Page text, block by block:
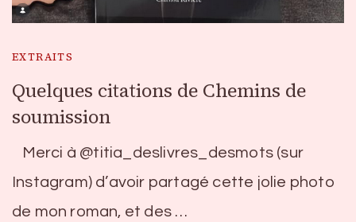
EXTRAITS
Quelques citations de Chemins de
soumission
Merci à @titia_deslivres_desmots (sur
Instagram) d’avoir partagé cette jolie photo
de mon roman, et des …